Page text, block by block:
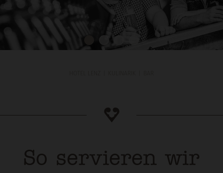
So servieren wir